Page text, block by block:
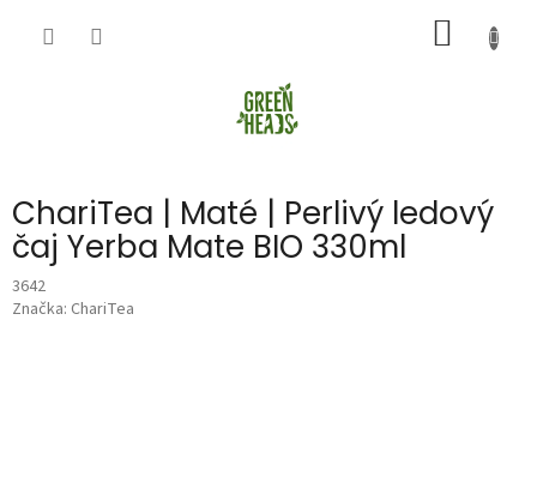
KOŠÍK
ChariTea | Maté | Perlivý ledový
čaj Yerba Mate BIO 330ml
3642
Značka: ChariTea